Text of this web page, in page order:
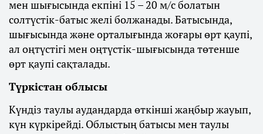
мен шығысында екпіні 15 – 20 м/с болатын
солтүстік-батыс желі болжанады. Батысында,
шығысында және орталығында жоғары өрт қаупі,
ал оңтүстігі мен оңтүстік-шығысында төтенше
өрт қаупі сақталады.
Түркістан облысы
Күндіз таулы аудандарда өткінші жаңбыр жауып,
күн күркірейді. Облыстың батысы мен таулы